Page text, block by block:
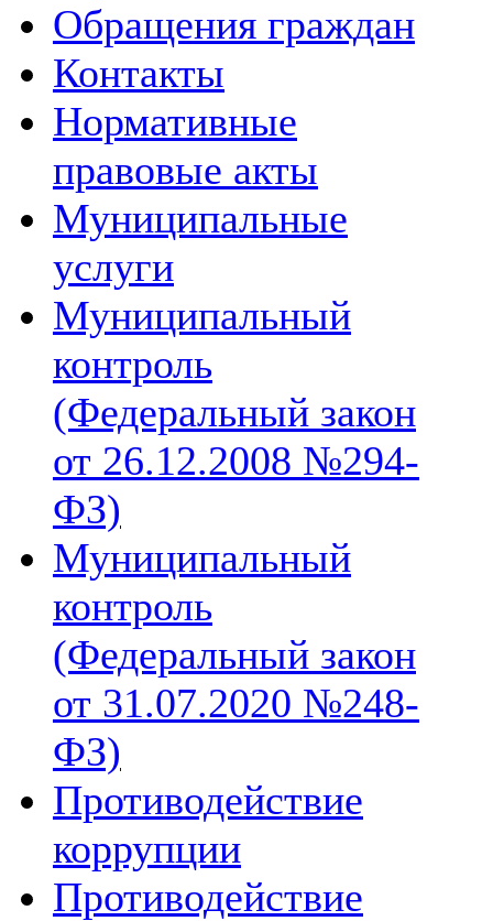
Обращения граждан
Контакты
Нормативные
правовые акты
Муниципальные
услуги
Муниципальный
контроль
(Федеральный закон
от 26.12.2008 №294-
ФЗ)
Муниципальный
контроль
(Федеральный закон
от 31.07.2020 №248-
ФЗ)
Противодействие
коррупции
Противодействие